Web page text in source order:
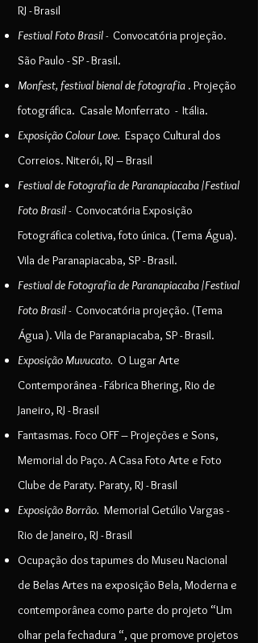
RJ - Brasil
Festival Foto Brasil - Convocatória projeção.
São Paulo - SP - Brasil.
Monfest, festival bienal de fotografia . Projeção
fotográfica. Casale Monferrato - Itália.
ExposiçãoColour Love. Espaço Cultural dos
Correios. Niterói, RJ – Brasil
Festival de Fotografia de Paranapiacaba/Festival
Foto Brasil - Convocatória Exposição
Fotográfica coletiva, foto única. (Tema Água).
Vila de Paranapiacaba, SP - Brasil.
Festival de Fotografia de Paranapiacaba/Festival
Foto Brasil - Convocatória projeção. (Tema
Água ). Vila de Paranapiacaba, SP - Brasil.
Exposição Muvucato. O Lugar Arte
Contemporânea - Fábrica Bhering, Rio de
Janeiro, RJ - Brasil
Fantasmas. Foco OFF – Projeções e Sons,
Memorial do Paço. A Casa Foto Arte e Foto
Clube de Paraty. Paraty, RJ - Brasil
ExposiçãoBorrão. Memorial Getúlio Vargas -
Rio de Janeiro, RJ - Brasil
Ocupação dos tapumes do Museu Nacional
de Belas Artes na exposição Bela, Moderna e
contemporânea como parte do projeto “Um
olhar pela fechadura “, que promove projetos